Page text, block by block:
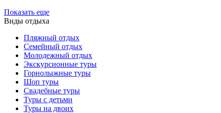
Показать еще
Виды отдыха
Пляжный отдых
Семейный отдых
Молодежный отдых
Экскурсионные туры
Горнолыжные туры
Шоп туры
Свадебные туры
Туры с детьми
Туры на двоих